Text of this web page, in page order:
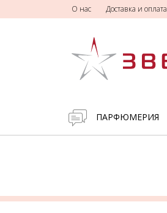
О нас Доставка и оплата
ПАРФЮМЕРИЯ